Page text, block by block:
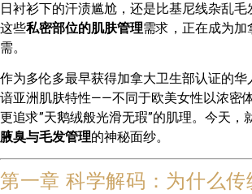
日衬衫下的汗渍尴尬，还是比基尼线杂乱毛
这些私密部位的肌肤管理需求，正在成为
需。
作为多伦多最早获得加拿大卫生部认证的华
谙亚洲肌肤特性——不同于欧美女性以浓密
更追求”天鹅绒般光滑无瑕”的肌理。今天，
腋臭与毛发管理的神秘面纱。
第一章 科学解码：为什么传